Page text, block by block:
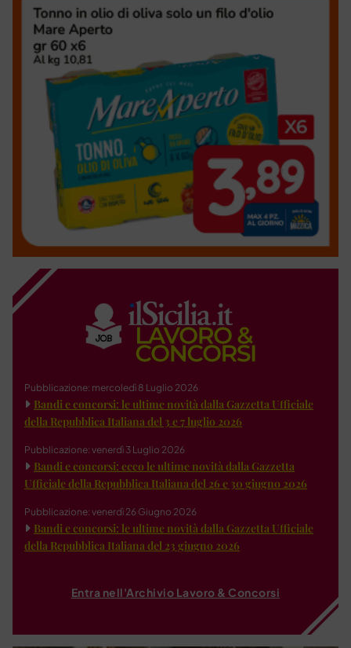
Pubblicazione: mercoledì 8 Luglio 2026
Bandi e concorsi: le ultime novità dalla Gazzetta Ufficiale
della Repubblica Italiana del 3 e 7 luglio 2026
Pubblicazione: venerdì 3 Luglio 2026
Bandi e concorsi: ecco le ultime novità dalla Gazzetta
Ufficiale della Repubblica Italiana del 26 e 30 giugno 2026
Pubblicazione: venerdì 26 Giugno 2026
Bandi e concorsi: le ultime novità dalla Gazzetta Ufficiale
della Repubblica Italiana del 23 giugno 2026
Entra nell'Archivio Lavoro & Concorsi